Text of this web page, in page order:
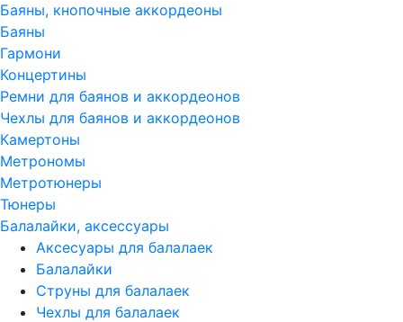
Баяны, кнопочные аккордеоны
Баяны
Гармони
Концертины
Ремни для баянов и аккордеонов
Чехлы для баянов и аккордеонов
Камертоны
Метрономы
Метротюнеры
Тюнеры
Балалайки, аксессуары
Аксесуары для балалаек
Балалайки
Струны для балалаек
Чехлы для балалаек